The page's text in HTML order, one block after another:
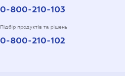
0-800-210-103
Підбір продуктів та рішень
0-800-210-102